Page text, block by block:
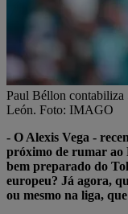
Paul Béllon contabiliza
León. Foto: IMAGO
- O Alexis Vega -
próximo de rumar ao
bem preparado do
europeu? Já agora,
ou mesmo na liga,